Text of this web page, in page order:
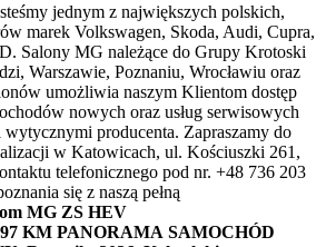
jednym z największych polskich,
marek Volkswagen, Skoda, Audi, Cupra,
Salony MG należące do Grupy Krotoski
Warszawie, Poznaniu, Wrocławiu oraz
umożliwia naszym Klientom dostęp
nowych oraz usług serwisowych
producenta. Zapraszamy do
w Katowicach, ul. Kościuszki 261,
telefonicznego pod nr. +48 736 203
się z naszą pełną
MG ZS HEV
KM PANORAMA SAMOCHÓD